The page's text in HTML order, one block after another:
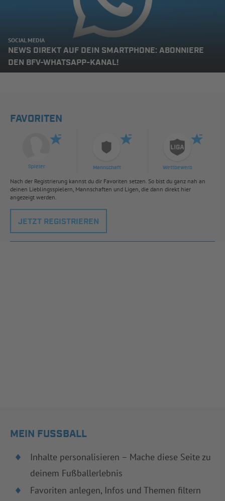
SOCIAL MEDIA
NEWS DIREKT AUF DEIN SMARTPHONE: ABONNIERE
DEN BFV-WHATSAPP-KANAL!
FAVORITEN
Spieler Mannschaft Wettbewerb
Nach der Registrierung kannst du dir Favoriten setzen. So bist du ganz nah an
deinen Lieblingsspielern, Mannschaften und Ligen, die dann direkt hier
angezeigt werden.
JETZT REGISTRIEREN
MEIN FUSSBALL
Inhalte personalisieren – Mache diese Seite zu
deinem Fußballerlebnis
Favoriten anlegen, Infos und Themen filtern